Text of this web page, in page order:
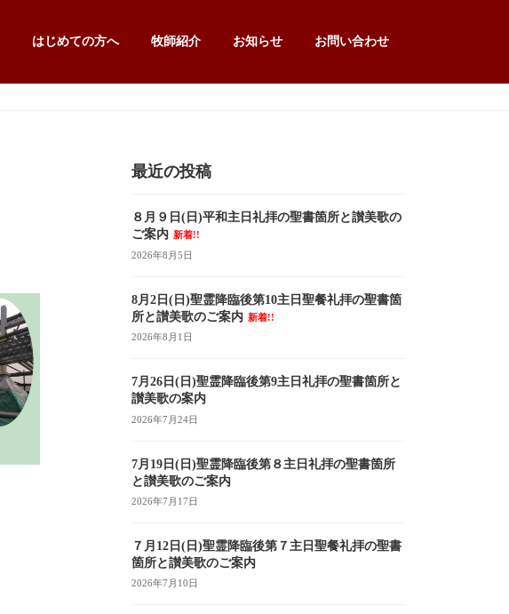
はじめての方へ 牧師紹介 お知らせ お問い合わせ
最近の投稿
８月９日(日)平和主日礼拝の聖書箇所と讃美歌の
ご案内 新着!!
2026年8月5日
8月2日(日)聖霊降臨後第10主日聖餐礼拝の聖書箇
所と讃美歌のご案内 新着!!
2026年8月1日
7月26日(日)聖霊降臨後第9主日礼拝の聖書箇所と
讃美歌の案内
2026年7月24日
7月19日(日)聖霊降臨後第８主日礼拝の聖書箇所
と讃美歌のご案内
2026年7月17日
７月12日(日)聖霊降臨後第７主日聖餐礼拝の聖書
箇所と讃美歌のご案内
2026年7月10日